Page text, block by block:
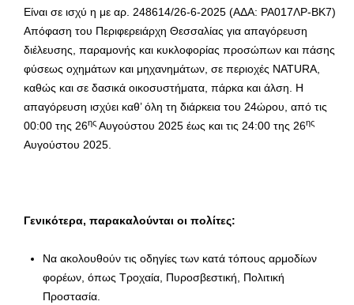
Είναι σε ισχύ η με αρ. 248614/26-6-2025 (ΑΔΑ: ΡΑ017ΛΡ-ΒΚ7)
Απόφαση του Περιφερειάρχη Θεσσαλίας για απαγόρευση
διέλευσης, παραμονής και κυκλοφορίας προσώπων και πάσης
φύσεως οχημάτων και μηχανημάτων, σε περιοχές NATURA,
καθώς και σε δασικά οικοσυστήματα, πάρκα και άλση. Η
απαγόρευση ισχύει καθ’ όλη τη διάρκεια του 24ώρου, από τις
00:00 της 26ης Αυγούστου 2025 έως και τις 24:00 της 26ης
Αυγούστου 2025.
Γενικότερα, παρακαλούνται οι πολίτες:
Να ακολουθούν τις οδηγίες των κατά τόπους αρμοδίων
φορέων, όπως Τροχαία, Πυροσβεστική, Πολιτική
Προστασία.